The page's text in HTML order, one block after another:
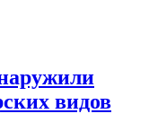
видов